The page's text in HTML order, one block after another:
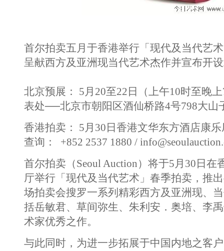
首尔拍卖五月于香港举行「现代及当代艺
呈献西方及亚洲现当代艺术杰作并宣布开
北京预展： 5月20至22日（上午10时至晚
表处──北京市朝阳区酒仙桥路4号798大山
香港拍卖： 5月30日香港文华东方酒店康乐
查询： +852 2537 1880 /
首尔拍卖（Seoul Auction）将于5月30日在
厅举行「现代及当代艺术」春季拍卖，推
场拍卖会搜罗一系列精彩西方及亚洲现、
括岳敏君、草间弥生、朱利安．奥培、李
术家优秀之作。
与此同时，为进一步拓展于中国内地之客